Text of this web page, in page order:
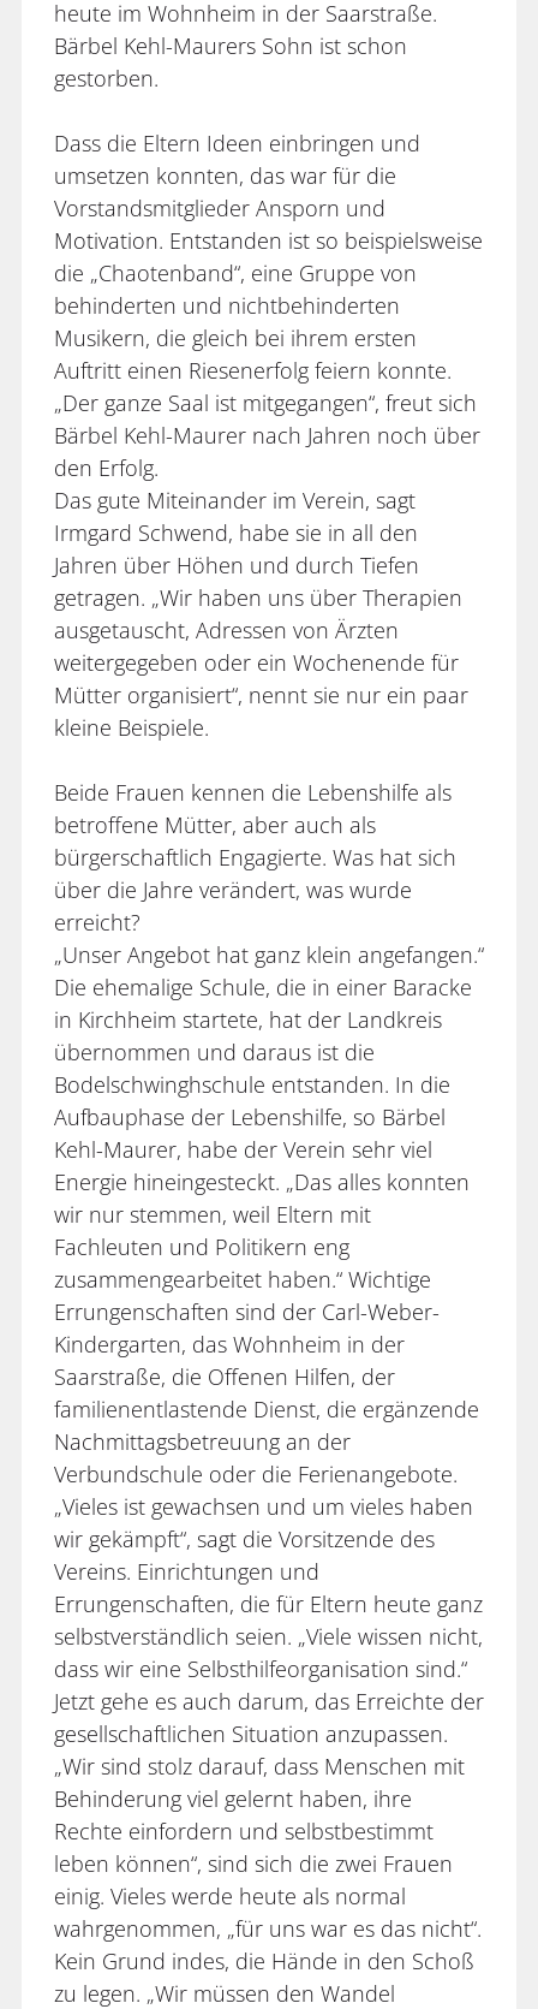
heute im Wohnheim in der Saarstraße.
Bärbel Kehl-Maurers Sohn ist schon
gestorben.
Dass die Eltern Ideen einbringen und
umsetzen konnten, das war für die
Vorstandsmitglieder Ansporn und
Motivation. Entstanden ist so beispielsweise
die „Chaotenband“, eine Gruppe von
behinderten und nichtbehinderten
Musikern, die gleich bei ihrem ersten
Auftritt einen Riesenerfolg feiern konnte.
„Der ganze Saal ist mitgegangen“, freut sich
Bärbel Kehl-Maurer nach Jahren noch über
den Erfolg.
Das gute Miteinander im Verein, sagt
Irmgard Schwend, habe sie in all den
Jahren über Höhen und durch Tiefen
getragen. „Wir haben uns über Therapien
ausgetauscht, Adressen von Ärzten
weitergegeben oder ein Wochenende für
Mütter organisiert“, nennt sie nur ein paar
kleine Beispiele.
Beide Frauen kennen die Lebenshilfe als
betroffene Mütter, aber auch als
bürgerschaftlich Engagierte. Was hat sich
über die Jahre verändert, was wurde
erreicht?
„Unser Angebot hat ganz klein angefangen.“
Die ehemalige Schule, die in einer Baracke
in Kirchheim startete, hat der Landkreis
übernommen und daraus ist die
Bodelschwinghschule entstanden. In die
Aufbauphase der Lebenshilfe, so Bärbel
Kehl-Maurer, habe der Verein sehr viel
Energie hineingesteckt. „Das alles konnten
wir nur stemmen, weil Eltern mit
Fachleuten und Politikern eng
zusammengearbeitet haben.“ Wichtige
Errungenschaften sind der Carl-Weber-
Kindergarten, das Wohnheim in der
Saarstraße, die Offenen Hilfen, der
familienentlastende Dienst, die ergänzende
Nachmittagsbetreuung an der
Verbundschule oder die Ferienangebote.
„Vieles ist gewachsen und um vieles haben
wir gekämpft“, sagt die Vorsitzende des
Vereins. Einrichtungen und
Errungenschaften, die für Eltern heute ganz
selbstverständlich seien. „Viele wissen nicht,
dass wir eine Selbsthilfeorganisation sind.“
Jetzt gehe es auch darum, das Erreichte der
gesellschaftlichen Situation anzupassen.
„Wir sind stolz darauf, dass Menschen mit
Behinderung viel gelernt haben, ihre
Rechte einfordern und selbstbestimmt
leben können“, sind sich die zwei Frauen
einig. Vieles werde heute als normal
wahrgenommen, „für uns war es das nicht“.
Kein Grund indes, die Hände in den Schoß
zu legen. „Wir müssen den Wandel